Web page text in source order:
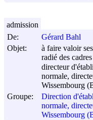
De:
Gérard Bahl
Objet:
à faire valoir
radié des cadres
directeur
normale,
Wissembourg
Groupe:
Direction
normale,
Wissembourg
admission